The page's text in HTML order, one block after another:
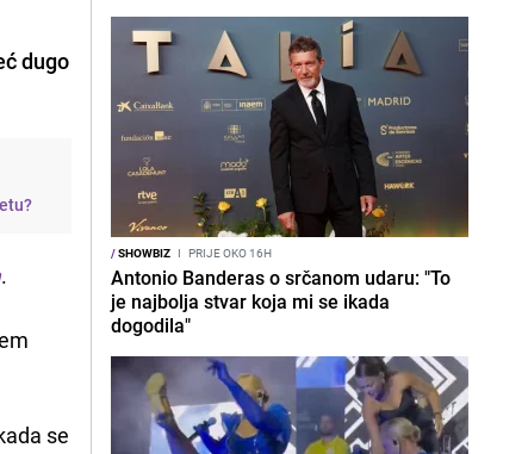
dugo
.
se
/SHOWBIZ I PRIJE OKO 16H
Antonio Banderas o srčanom udaru: "To
je najbolja stvar koja mi se ikada
dogodila"